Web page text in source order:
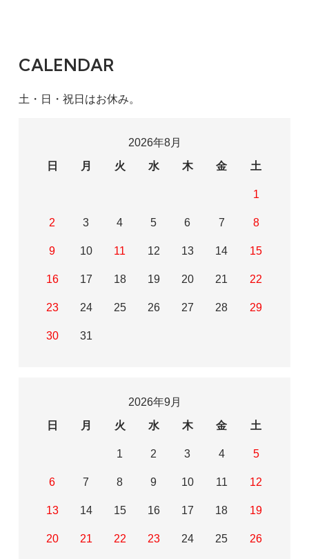
CALENDAR
土・日・祝日はお休み。
2026年8月
日
月 火 水 木 金 土
1
2 3 4 5 6 7 8
9 10 11 12 13 14 15
16 17 18 19 20 21 22
23 24 25 26 27 28 29
30 31
2026年9月
日
月 火 水 木 金 土
1 2 3 4 5
6 7 8 9 10 11 12
13 14 15 16 17 18 19
20 21 22 23 24 25 26